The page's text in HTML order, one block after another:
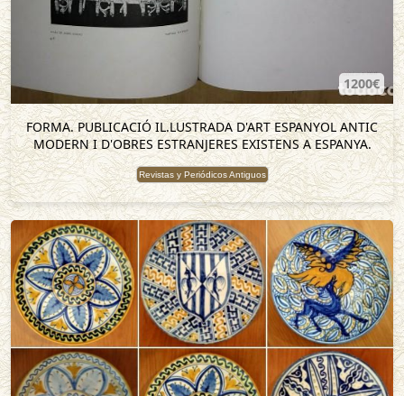
1200€
FORMA. PUBLICACIÓ IL.LUSTRADA D'ART ESPANYOL ANTIC
MODERN I D'OBRES ESTRANJERES EXISTENS A ESPANYA.
Revistas y Periódicos Antiguos